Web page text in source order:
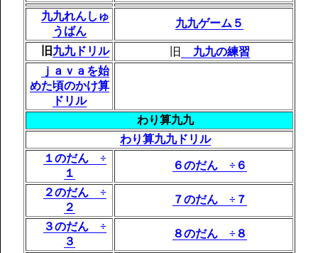
九九れんしゅ
うばん
九九ゲーム５
旧 九九ドリル 旧
九九の練習
ｊａｖａを始
めた頃のかけ算
ドリル
わり算九九
わり算九九ドリル
１のだん ÷
１
６のだん ÷６
２のだん ÷
２
７のだん ÷７
３のだん ÷
３
８のだん ÷８